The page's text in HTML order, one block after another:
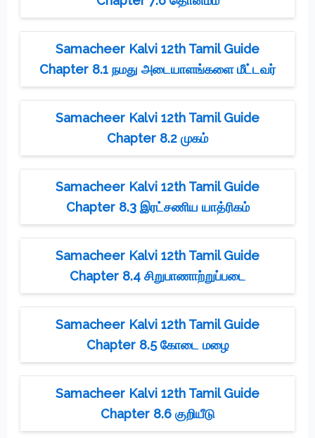
Samacheer Kalvi 12th Tamil Guide
Chapter 8.1 நமது அடையாளங்களை மீட்டவர்
Samacheer Kalvi 12th Tamil Guide
Chapter 8.2 முகம்
Samacheer Kalvi 12th Tamil Guide
Chapter 8.3 இரட்சணிய யாத்ரிகம்
Samacheer Kalvi 12th Tamil Guide
Chapter 8.4 சிறுபாணாற்றுப்படை
Samacheer Kalvi 12th Tamil Guide
Chapter 8.5 கோடை மழை
Samacheer Kalvi 12th Tamil Guide
Chapter 8.6 குறியீடு